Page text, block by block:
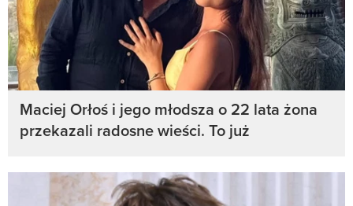
Maciej Orłoś i jego młodsza o 22 lata żona
przekazali radosne wieści. To już